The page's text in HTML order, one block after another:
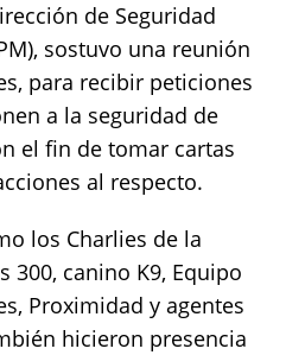
de Seguridad
sostuvo una reunión
para recibir peticiones
a la seguridad de
el fin de tomar cartas
al respecto.
los Charlies de la
300, canino K9, Equipo
Proximidad y agentes
hicieron presencia